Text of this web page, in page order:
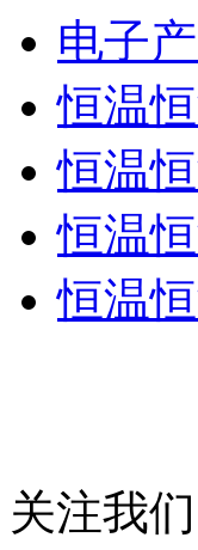
电子
恒温
恒温
恒温
恒温
关注我们